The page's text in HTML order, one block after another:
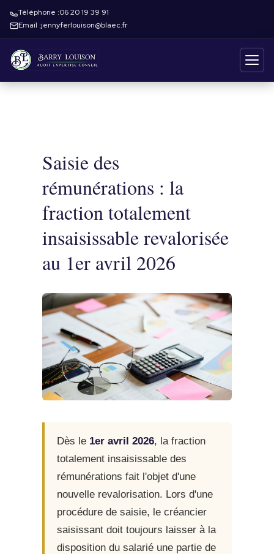
Téléphone :06 20 19 39 91
Email :jennyferlouison@blaec.fr
Saisie des
rémunérations : la
fraction totalement
insaisissable revalorisée
au 1er avril 2026
Dès le 1er avril 2026, la fraction
totalement insaisissable des
rémunérations fait l'objet d'une
nouvelle revalorisation. Lors d'une
procédure de saisie, le créancier
saisissant doit toujours laisser à la
disposition du salarié une partie de